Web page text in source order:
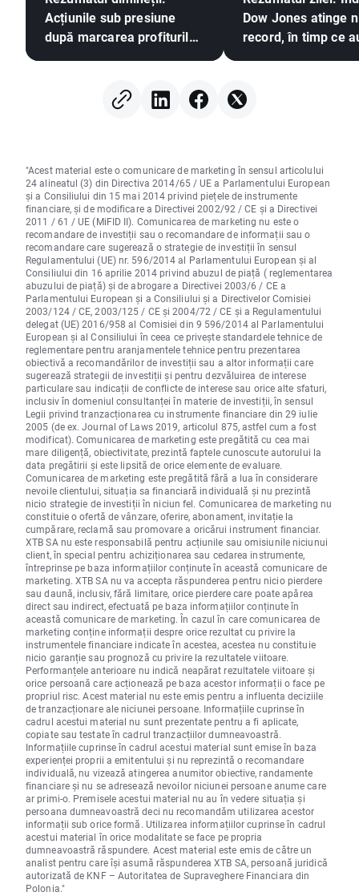
Acțiunile sub presiune
după marcarea profiturilor
(06.08.2026)
Dow Jones atinge
record, în timp ce
speranțelor privind
"Acest material este o comunicare de marketing în sensul articolului
24 alineatul (3) din Directiva 2014/65 / UE a Parlamentului European
și a Consiliului din 15 mai 2014 privind piețele de instrumente
financiare, și de modificare a Directivei 2002/92 / CE și a Directivei
2011 / 61 / UE (MiFID II). Comunicarea de marketing nu este o
recomandare de investiții sau o recomandare de informații sau o
recomandare care sugerează o strategie de investiții în sensul
Regulamentului (UE) nr. 596/2014 al Parlamentului European și al
Consiliului din 16 aprilie 2014 privind abuzul de piață ( reglementarea
abuzului de piață) și de abrogare a Directivei 2003/6 / CE a
Parlamentului European și a Consiliului și a Directivelor Comisiei
2003/124 / CE, 2003/125 / CE și 2004/72 / CE și a Regulamentului
delegat (UE) 2016/958 al Comisiei din 9 596/2014 al Parlamentului
European și al Consiliului în ceea ce privește standardele tehnice de
reglementare pentru aranjamentele tehnice pentru prezentarea
obiectivă a recomandărilor de investiții sau a altor informații care
sugerează strategii de investiții și pentru dezvăluirea de interese
particulare sau indicații de conflicte de interese sau orice alte sfaturi,
inclusiv în domeniul consultanței în materie de investiții, în sensul
Legii privind tranzacționarea cu instrumente financiare din 29 iulie
2005 (de ex. Journal of Laws 2019, articolul 875, astfel cum a fost
modificat). Comunicarea de marketing este pregătită cu cea mai
mare diligență, obiectivitate, prezintă faptele cunoscute autorului la
data pregătirii și este lipsită de orice elemente de evaluare.
Comunicarea de marketing este pregătită fără a lua în considerare
nevoile clientului, situația sa financiară individuală și nu prezintă
nicio strategie de investiții în niciun fel. Comunicarea de marketing nu
constituie o ofertă de vânzare, oferire, abonament, invitație la
cumpărare, reclamă sau promovare a oricărui instrument financiar.
XTB SA nu este responsabilă pentru acțiunile sau omisiunile niciunui
client, în special pentru achiziționarea sau cedarea instrumente,
întreprinse pe baza informațiilor conținute în această comunicare de
marketing. XTB SA nu va accepta răspunderea pentru nicio pierdere
sau daună, inclusiv, fără limitare, orice pierdere care poate apărea
direct sau indirect, efectuată pe baza informațiilor conținute în
această comunicare de marketing. În cazul în care comunicarea de
marketing conține informații despre orice rezultat cu privire la
instrumentele financiare indicate în acestea, acestea nu constituie
nicio garanție sau prognoză cu privire la rezultatele viitoare.
Performanțele anterioare nu indică neapărat rezultatele viitoare și
orice persoană care acționează pe baza acestor informații o face pe
propriul risc. Acest material nu este emis pentru a influenta deciziile
de tranzacționare ale niciunei persoane. Informațiile cuprinse în
cadrul acestui material nu sunt prezentate pentru a fi aplicate,
copiate sau testate în cadrul tranzacțiilor dumneavoastră.
Informațiile cuprinse în cadrul acestui material sunt emise în baza
experienței proprii a emitentului și nu reprezintă o recomandare
individuală, nu vizează atingerea anumitor obiective, randamente
financiare și nu se adresează nevoilor niciunei persoane anume care
ar primi-o. Premisele acestui material nu au în vedere situația și
persoana dumneavoastră deci nu recomandăm utilizarea acestor
informații sub orice formă. Utilizarea informațiilor cuprinse în cadrul
acestui material în orice modalitate se face pe propria
dumneavoastră răspundere. Acest material este emis de către un
analist pentru care își asumă răspunderea XTB SA, persoană juridică
autorizată de KNF – Autoritatea de Supraveghere Financiara din
Polonia."